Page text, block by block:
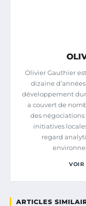
Olivier Gauthier
dizaine
développement
a couvert de
des
initiatives
regard
VOIR
ARTICLES